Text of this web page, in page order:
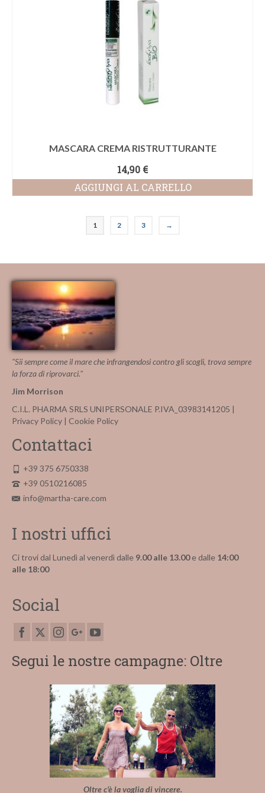
più
varianti.
opzioni
possono
essere
scelte
nella
pagina
MASCARA CREMA RISTRUTTURANTE
14,90 €
AGGIUNGI AL CARRELLO
1 2 3 →
"Sii sempre come il mare che infrangendosi contro gli scogli, trova sempre
la forza di riprovarci."
Jim Morrison
C.I.L. PHARMA SRLS UNIPERSONALE P.IVA_03983141205 |
Privacy Policy | Cookie Policy
Contattaci
+39 375 6750338
+39 0510216085
info@martha-care.com
I nostri uffici
Ci trovi dal Lunedì al venerdì dalle 9.00 alle 13.00e dalle 14:00
alle 18:00
Social
Segui le nostre campagne: Oltre
Oltre c'è la voglia di vincere.